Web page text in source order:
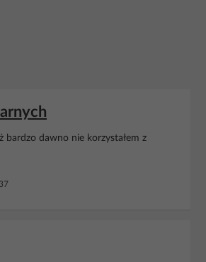
bardzo dawno nie korzystałem z